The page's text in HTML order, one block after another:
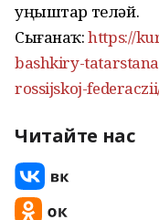
уңыштар теләй.
Сығанаҡ:https://
bashkiry-
rossijskoj-
Читайте нас